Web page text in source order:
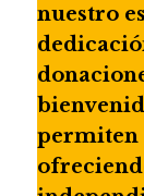
nuestro
permiten